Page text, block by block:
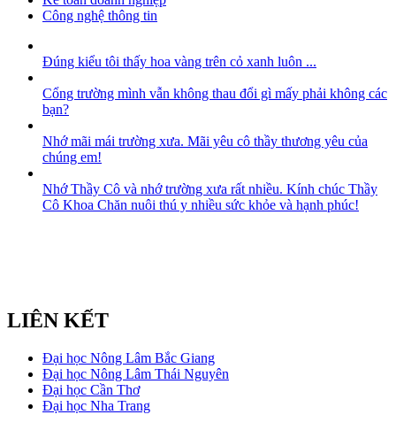
Công nghệ thông tin
Đúng kiểu tôi thấy hoa vàng trên cỏ xanh luôn ...
Cổng trường mình vẫn không thau đổi gì mấy phải không các
bạn?
Nhớ mãi mái trường xưa. Mãi yêu cô thầy thương yêu của
chúng em!
Nhớ Thầy Cô và nhớ trường xưa rất nhiều. Kính chúc Thầy
Cô Khoa Chăn nuôi thú y nhiều sức khỏe và hạnh phúc!
LIÊN KẾT
Đại học Nông Lâm Bắc Giang
Đại học Nông Lâm Thái Nguyên
Đại học Cần Thơ
Đại học Nha Trang